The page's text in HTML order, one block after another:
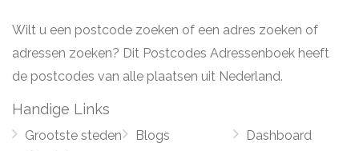
Wilt u een postcode zoeken of een adres zoeken of
adressen zoeken? Dit Postcodes Adressenboek heeft
de postcodes van alle plaatsen uit Nederland.
Handige Links
Grootste steden
Blogs
Dashboard